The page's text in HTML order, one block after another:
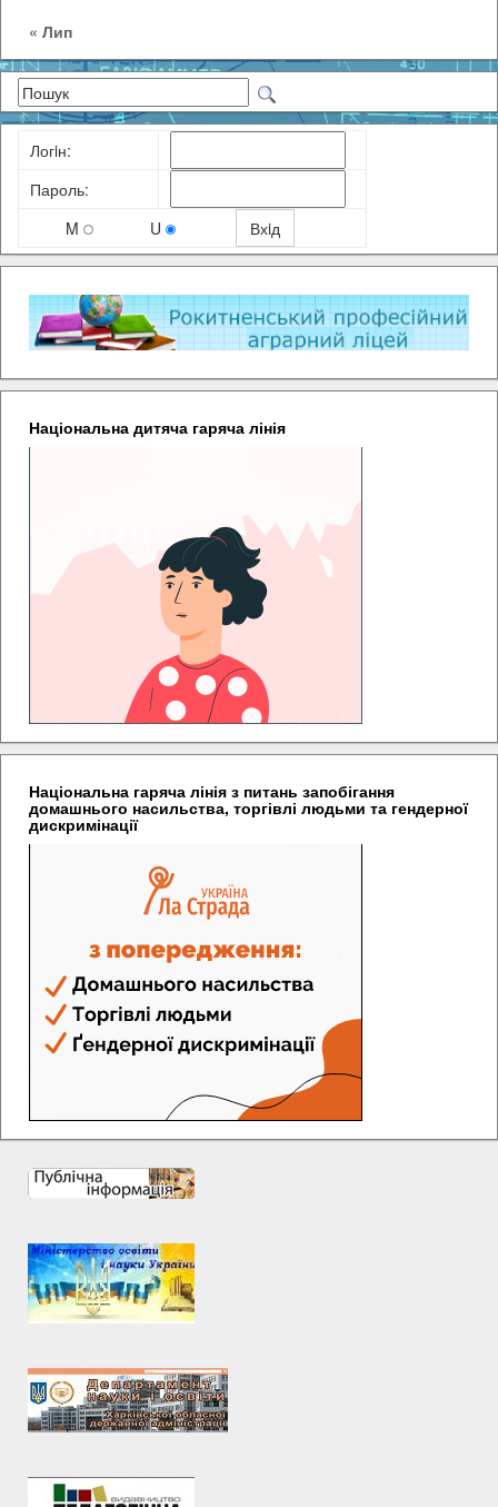
« Лип
Логiн:
Пароль:
M
U
Національна дитяча гаряча лінія
Національна гаряча лінія з питань запобігання
домашнього насильства, торгівлі людьми та гендерної
дискримінації